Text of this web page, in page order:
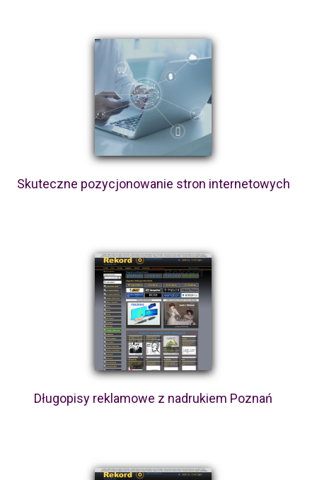
Skuteczne pozycjonowanie stron internetowych
Długopisy reklamowe z nadrukiem Poznań